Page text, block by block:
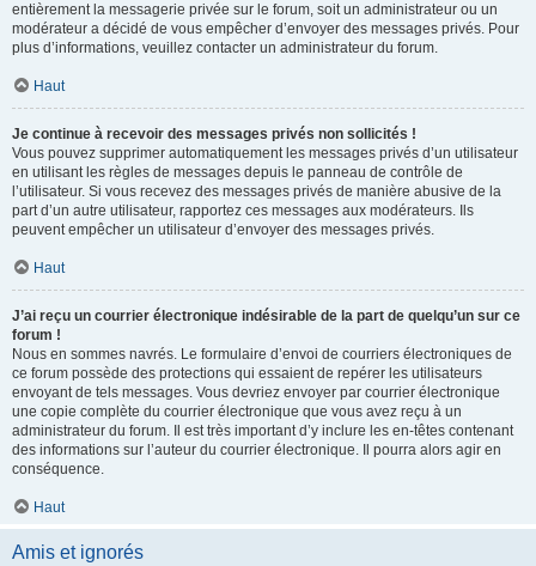
entièrement la messagerie privée sur le forum, soit un administrateur ou un
modérateur a décidé de vous empêcher d’envoyer des messages privés. Pour
plus d’informations, veuillez contacter un administrateur du forum.
Haut
Je continue à recevoir des messages privés non sollicités !
Vous pouvez supprimer automatiquement les messages privés d’un utilisateur
en utilisant les règles de messages depuis le panneau de contrôle de
l’utilisateur. Si vous recevez des messages privés de manière abusive de la
part d’un autre utilisateur, rapportez ces messages aux modérateurs. Ils
peuvent empêcher un utilisateur d’envoyer des messages privés.
Haut
J’ai reçu un courrier électronique indésirable de la part de quelqu’un sur ce
forum !
Nous en sommes navrés. Le formulaire d’envoi de courriers électroniques de
ce forum possède des protections qui essaient de repérer les utilisateurs
envoyant de tels messages. Vous devriez envoyer par courrier électronique
une copie complète du courrier électronique que vous avez reçu à un
administrateur du forum. Il est très important d’y inclure les en-têtes contenant
des informations sur l’auteur du courrier électronique. Il pourra alors agir en
conséquence.
Haut
Amis et ignorés